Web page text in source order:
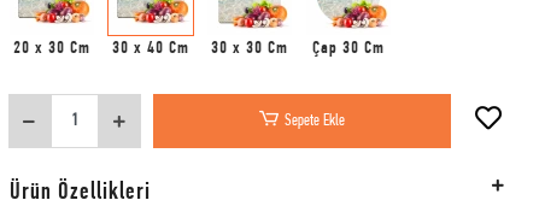
20 x 30 Cm 30 x 40 Cm 30 x 30 Cm Çap 30 Cm
Sepete Ekle
Ürün Özellikleri